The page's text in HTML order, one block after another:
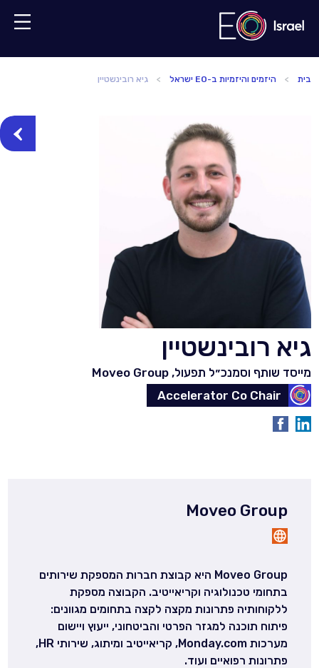
בית היזמים והיזמיות ב-EO ישראל גיא רובינשטיין
גיא רובינשטיין
מייסד שותף וסמנכ״ל תפעול,Moveo Group
Accelerator Co Chair
Moveo Group
Moveo Group היא קבוצת חברות המספקת שירותים
בתחומי טכנולוגיה וקריאייטיב. הקבוצה מספקת
ללקוחותיה פתרונות מקצה לקצה בתחומים מגוונים:
פיתוח תוכנה למגזר הפרטי והביטחוני, ייעוץ ויישום
מערכות Monday.com, קריאייטיב ומיתוג, שירותי HR,
פתרונות רפואיים ועוד.